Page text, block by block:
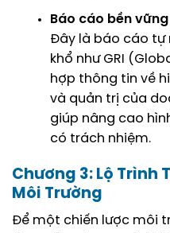
Báo cáo bền
Đây là báo cáo tự
khổ như GRI
hợp thông tin về
và quản trị của
giúp nâng cao
có trách nhiệm.
Chương 3: Lộ Trình
Môi Trường
Để một chiến lược môi